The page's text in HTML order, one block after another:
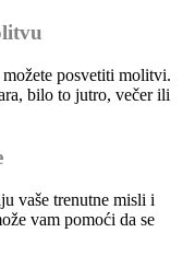
posvetiti molitvi.
bilo to jutro, večer ili
vaše trenutne misli i
vam pomoći da se